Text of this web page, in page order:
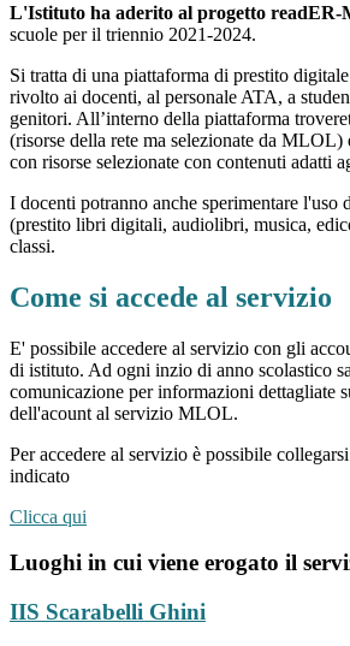
L'Istituto ha aderito al progetto
scuole per il triennio 2021-2024.
Si tratta di una piattaforma di prestito
rivolto ai docenti, al personale ATA, a
genitori. All’interno della piattaforma
(risorse della rete ma selezionate da
con risorse selezionate con contenuti adatti
I docenti potranno anche sperimentare l'uso
(prestito libri digitali, audiolibri, musica,
classi.
Come si accede al servizio
E' possibile accedere al servizio con gli
di istituto. Ad ogni inzio di anno scolastico
comunicazione per informazioni dettagliate
dell'acount al servizio MLOL.
Per accedere al servizio è possibile
indicato
Clicca qui
Luoghi in cui viene erogato il
IIS Scarabelli Ghini